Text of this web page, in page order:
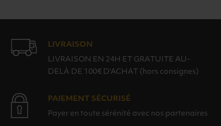
LIVRAISON
LIVRAISON EN 24H ET GRATUITE AU-
DELÀ DE 100€ D'ACHAT (hors consignes)
PAIEMENT SÉCURISÉ
Payer en toute sérénité avec nos partenaires